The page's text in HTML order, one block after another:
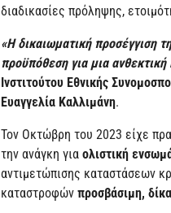
διαδικασίες πρόληψης,
«Η δικαιωματική προσέγγιση
προϋπόθεση για μια ανθεκτική
Ινστιτούτου Εθνικής
Ευαγγελία Καλλιμάνη.
Τον Οκτώβρη του 2023 είχε
την ανάγκη για ολιστική
αντιμετώπισης καταστάσεων
καταστροφών προσβάσιμη,